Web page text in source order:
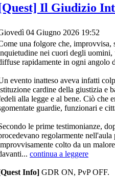
Il Giudizio
04 Giugno 2026 19:52
una folgore che, improvvisa,
nei cuori degli uomini,
rapidamente in ogni angolo
evento inatteso aveva infatti
cardine della giustizia e
alla legge e al bene. Ciò che
guardie, funzionari e
le prime testimonianze,
regolarmente
colto da un
continua a leggere
Info] GDR ON, PvP OFF.